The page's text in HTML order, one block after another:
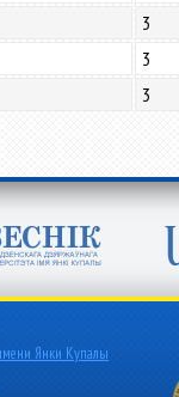
3
3
3
Янки Купалы